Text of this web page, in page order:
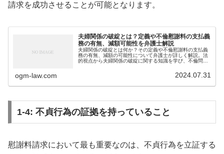
請求を成功させることが可能となります。
夫婦関係の破綻とは？定義や不倫慰謝料の支払義
務の有無、減額可能性を弁護士解説
夫婦関係の破綻とは何か？その定義や不倫慰謝料の支払義
務の有無、減額の可能性について弁護士が詳しく解説。法
的視点から夫婦関係の破綻に関する知識を学び、不倫問題
ogm-law.com 2024.07.31
1-4: 不貞行為の証拠を持っていること
慰謝料請求において最も重要なのは、不貞行為を立証する